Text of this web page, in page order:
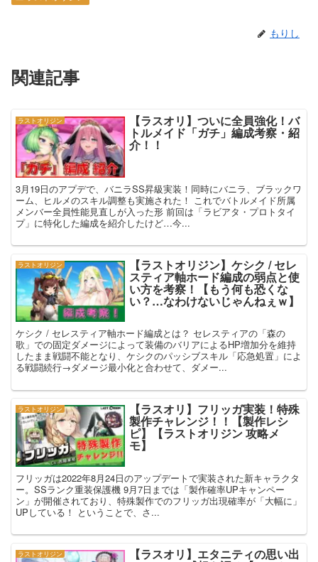
もりし
関連記事
ラストオリジン 【ラスオリ】ついに全員強化！バ
トルメイド「ガチ」編成考察・紹
介！！
3月19日のアプデで、バニラSS昇級実装！同時にバニラ、ブラックワ
ーム、ヒルメのスキル調整も実施された！ これでバトルメイド所属
メンバー全員性能見直しが入った形 前回は「ラビアタ・プロトタイ
プ」に特化した編成を紹介したけど…今...
ラストオリジン 【ラストオリジン】ケシク / セレ
スティア軸ホード編成の弱点と使
い方を考察！【もう何も恐くな
い？…なわけないじゃんねぇｗ】
ケシク / セレスティア軸ホード編成とは？ セレスティアの「森の
歌」での固定ダメージによって装備のバリアによるHP増加分を維持
したまま戦闘不能となり、ケシクのパッシブスキル「応急処置」によ
る戦闘続行→ダメージ最小化と合わせて、ダメー...
ラストオリジン 【ラスオリ】フリッガ実装！特殊
製作チャレンジ！！【製作レシ
ピ】【ラストオリジン 攻略メ
モ】
フリッガは2022年8月24日のアップデートで実装された新キャラクタ
ー。SSランク重装保護機 9月7日までは「製作確率UPキャンペー
ン」が開催されており、特殊製作でのフリッガ出現確率が「大幅に」
UPしている！ ということで、さ...
ラストオリジン 【ラスオリ】エタニティの思い出